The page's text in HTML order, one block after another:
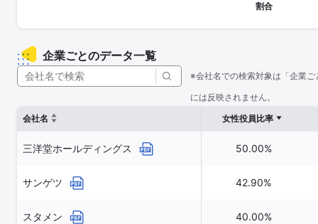
企業ごとのデータ一覧
※会社名での検索対象は「企業
には反映されません。
会社名
女性役員比率
三洋堂ホールディングス 50.00%
サンゲツ 42.90%
スタメン 40.00%